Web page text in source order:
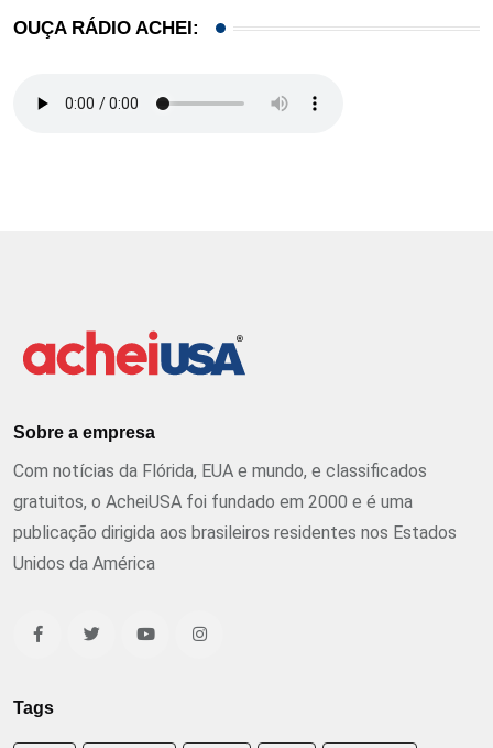
OUÇA RÁDIO ACHEI:
Sobre a empresa
Com notícias da Flórida, EUA e mundo, e classificados
gratuitos, o AcheiUSA foi fundado em 2000 e é uma
publicação dirigida aos brasileiros residentes nos Estados
Unidos da América
Tags